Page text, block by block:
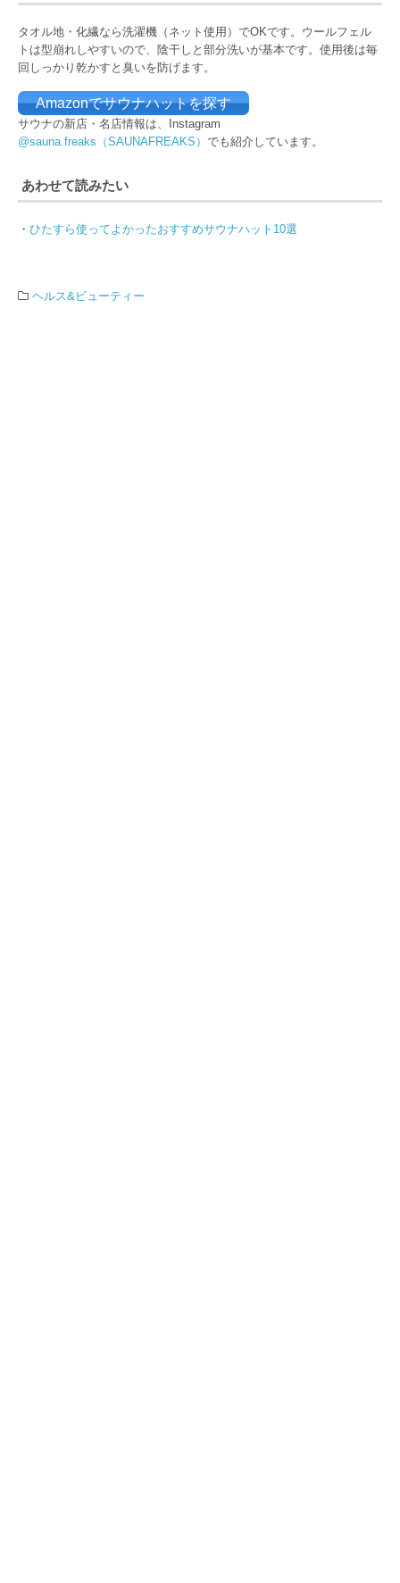
タオル地・化繊なら洗濯機（ネット使用）でOKです。ウールフェル
トは型崩れしやすいので、陰干しと部分洗いが基本です。使用後は毎
回しっかり乾かすと臭いを防げます。
Amazonでサウナハットを探す
サウナの新店・名店情報は、Instagram
@sauna.freaks（SAUNAFREAKS） でも紹介しています。
あわせて読みたい
・ ひたすら使ってよかったおすすめサウナハット10選
ヘルス&ビューティー